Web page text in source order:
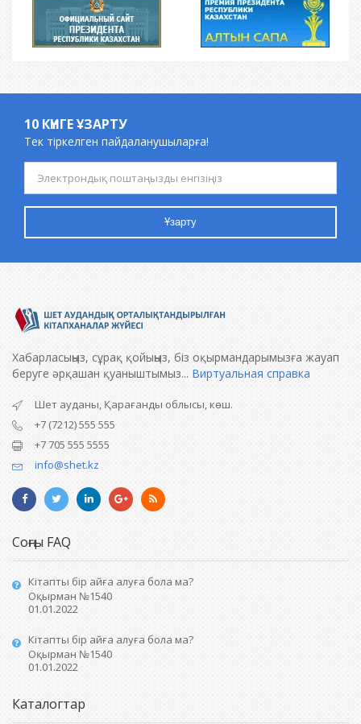
10 КҮНГЕ ҰЗАРТУ
Тек тіркелген пайдаланушыларға!
Ұзарту
Хабарласыңыз, сұрақ қойыңыз, біз оқырмандарымызға жауап
беруге әрқашан қуаныштымыз... Виртуальная справка
Шет ауданы, Қарағанды облысы, көш.
+7 (7212) 555 555
+7 705 555 5555
info@shet.kz
Соңғы FAQ
Кітапты бір айға алуға бола ма?
Оқырман №1540
01.01.2022
Кітапты бір айға алуға бола ма?
Оқырман №1540
01.01.2022
Каталогтар